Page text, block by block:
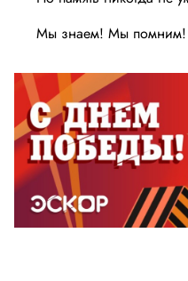
Промышленная
Мы знаем! Мы помним!